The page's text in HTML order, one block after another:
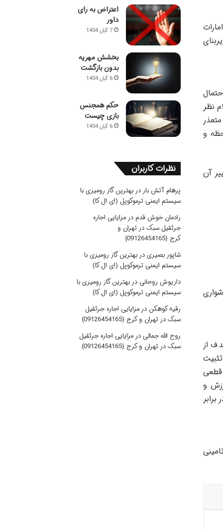
نظر
و
آن
از
قطعی
و
اعتراض به رای
داور
7 آبان 1404
بخشش مهریه
بدون بازگشت
6 آبان 1404
حکم همجنس
بازی چیست
6 آبان 1404
نظرات کاربران
پرهام آتش بار در بهترین گاز رومیزی با
سیستم ایمنی ترموکوپل (ای ال کا)
رادمان خوش قدمدر مزایایی اجاره
جرثقیل سبک در تهران و
کرج {09126454165}
شاپور بصیریدر بهترین گاز رومیزی با
سیستم ایمنی ترموکوپل (ای ال کا)
داریوش روحانی در بهترین گاز رومیزی با
سیستم ایمنی ترموکوپل (ای ال کا)
رقیه کوهکن در مزایایی اجاره جرثقیل
سبک در تهران و کرج {09126454165}
روح الله جمالی در مزایایی اجاره جرثقیل
سبک در تهران و کرج {09126454165}